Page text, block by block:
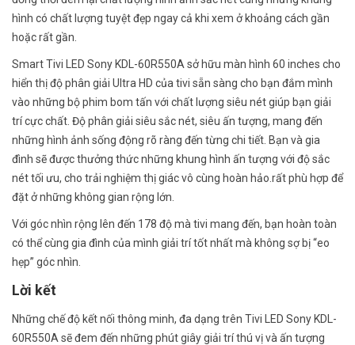
hình có chất lượng tuyệt đẹp ngay cả khi xem ở khoảng cách gần
hoặc rất gần.
Smart Tivi LED Sony KDL-60R550A sở hữu màn hình 60 inches cho
hiển thị độ phân giải Ultra HD của tivi sẵn sàng cho bạn đắm mình
vào những bộ phim bom tấn với chất lượng siêu nét giúp bạn giải
trí cực chất. Độ phân giải siêu sắc nét, siêu ấn tượng, mang đến
những hình ảnh sống động rõ ràng đến từng chi tiết. Bạn và gia
đình sẽ được thưởng thức những khung hình ấn tượng với độ sắc
nét tối ưu, cho trải nghiệm thị giác vô cùng hoàn hảo.rất phù hợp để
đặt ở những không gian rộng lớn.
Với góc nhìn rộng lên đến 178 độ mà tivi mang đến, bạn hoàn toàn
có thể cùng gia đình của mình giải trí tốt nhất mà không sợ bị “eo
hẹp” góc nhìn.
Lời kết
Những chế độ kết nối thông minh, đa dạng trên Tivi LED Sony KDL-
60R550A sẽ đem đến những phút giây giải trí thú vị và ấn tượng